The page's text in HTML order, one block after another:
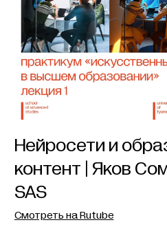
Нейросети и
контент | Яков
SAS
Смотреть на Rutube